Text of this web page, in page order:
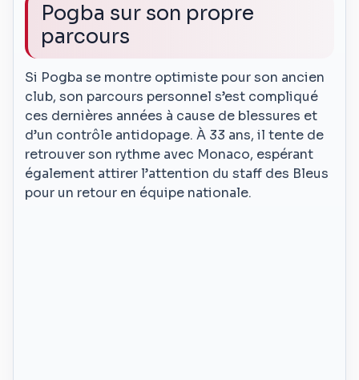
Pogba sur son propre
parcours
Si Pogba se montre optimiste pour son ancien
club, son parcours personnel s’est compliqué
ces dernières années à cause de blessures et
d’un contrôle antidopage. À 33 ans, il tente de
retrouver son rythme avec Monaco, espérant
également attirer l’attention du staff des Bleus
pour un retour en équipe nationale.